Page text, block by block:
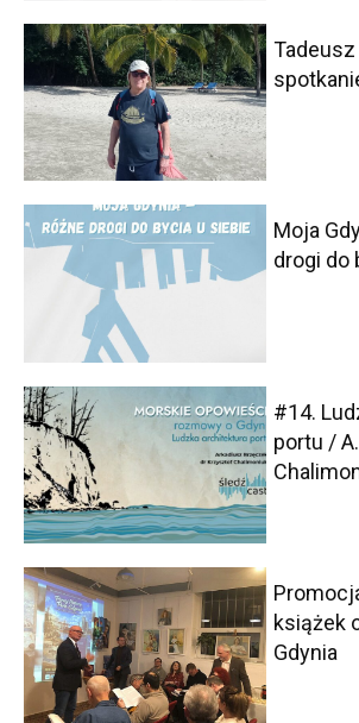
Moja
drogi do
#14.
portu /
książek
Gdynia